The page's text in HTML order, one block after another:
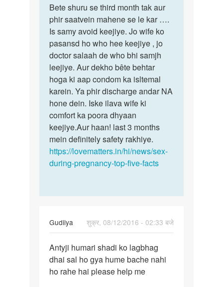
to
kya
pregnenci
me
sex
karna
by
Anonymous
Bete
shuru
se
third
month
tak
Bete shuru se third month tak aur
phir saatvein mahene se le kar ….
Is samy avoid keejiye. Jo wife ko
pasansd ho who hee keejiye , jo
doctor salaah de who bhi samjh
leejiye. Aur dekho bête behtar
hoga ki aap condom ka isltemal
karein. Ya phir discharge andar NA
hone dein. Iske ilava wife ki
comfort ka poora dhyaan
keejiye.Aur haan! last 3 months
mein definitely safety rakhiye.
https://lovematters.in/hi/news/sex-
during-pregnancy-top-five-facts
Gudiiya
शुक्र, 08/12/2016 - 02:33 बजे
Antyji
Antyji humari shadi ko lagbhag
dhai sal ho gya hume bache nahi
ho rahe hai please help me